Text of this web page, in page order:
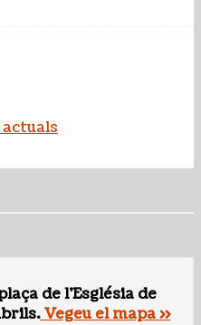
de l'Església de
Vegeu el mapa >>